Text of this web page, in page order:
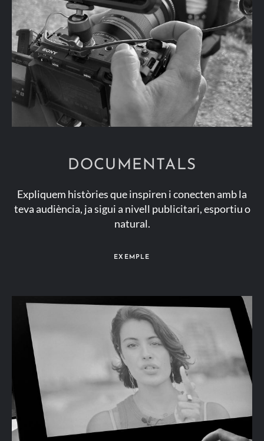
DOCUMENTALS
Expliquem històries que inspiren i conecten amb la
teva audiència, ja sigui a nivell publicitari, esportiu o
natural.
EXEMPLE